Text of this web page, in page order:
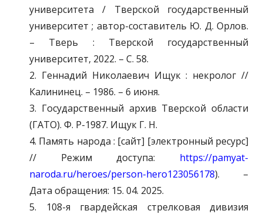
университета / Тверской государственный
университет ; автор-составитель Ю. Д. Орлов.
– Тверь : Тверской государственный
университет, 2022. – С. 58.
2. Геннадий Николаевич Ищук : некролог //
Калининец. – 1986. – 6 июня.
3. Государственный архив Тверской области
(ГАТО). Ф. Р-1987. Ищук Г. Н.
4. Память народа : [сайт] [электронный ресурс]
// Режим доступа: https://pamyat-
naroda.ru/heroes/person-hero123056178). –
Дата обращения: 15. 04. 2025.
5. 108-я гвардейская стрелковая дивизия